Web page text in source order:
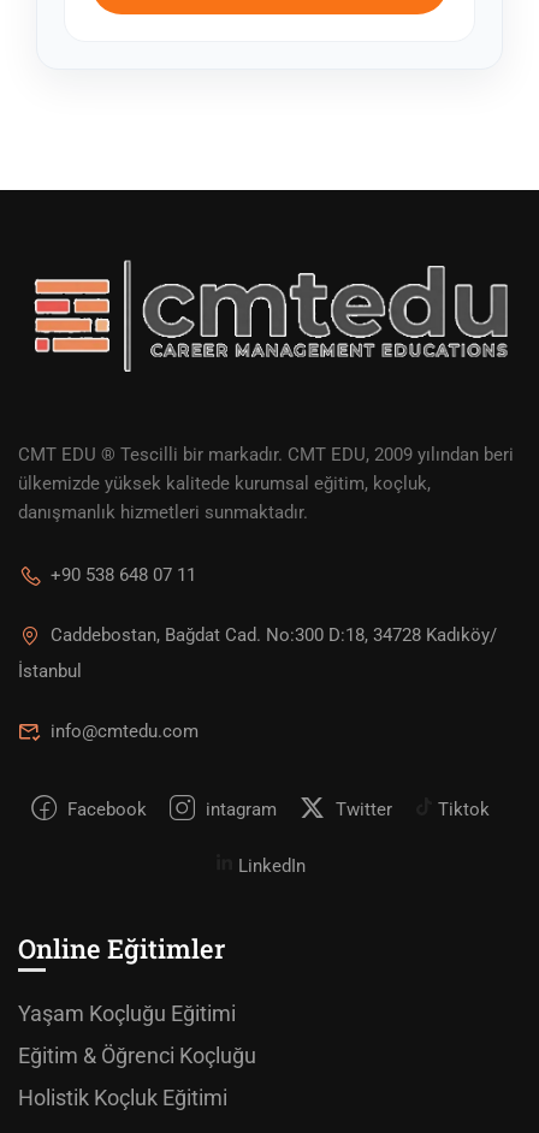
CMT EDU ® Tescilli bir markadır. CMT EDU, 2009 yılından beri
ülkemizde yüksek kalitede kurumsal eğitim, koçluk,
danışmanlık hizmetleri sunmaktadır.
+90 538 648 07 11
Caddebostan, Bağdat Cad. No:300 D:18, 34728 Kadıköy/
İstanbul
info@cmtedu.com
Facebook intagram Twitter Tiktok
LinkedIn
Online Eğitimler
Yaşam Koçluğu Eğitimi
Eğitim & Öğrenci Koçluğu
Holistik Koçluk Eğitimi